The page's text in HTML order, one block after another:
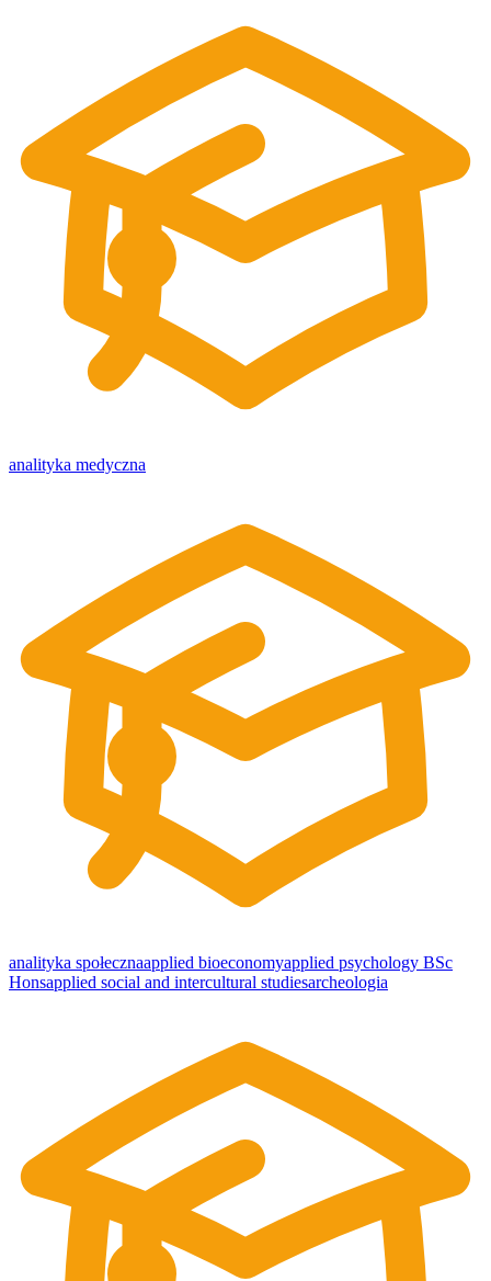
analityka medyczna
analityka społecznaapplied bioeconomyapplied psychology BSc
Honsapplied social and intercultural studiesarcheologia